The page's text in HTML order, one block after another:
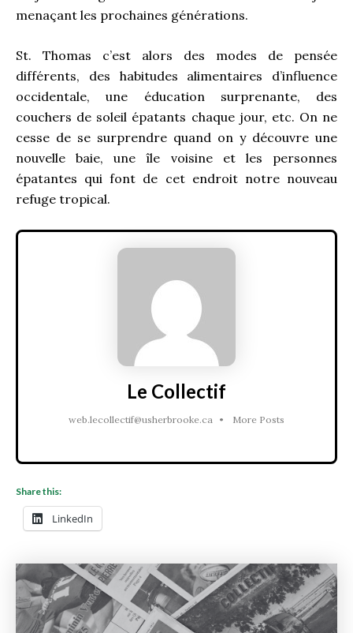
menaçant les prochaines générations.
St. Thomas c’est alors des modes de pensée
différents, des habitudes alimentaires d’influence
occidentale, une éducation surprenante, des
couchers de soleil épatants chaque jour, etc. On ne
cesse de se surprendre quand on y découvre une
nouvelle baie, une île voisine et les personnes
épatantes qui font de cet endroit notre nouveau
refuge tropical.
Le Collectif
web.lecollectif@usherbrooke.ca • More Posts
Share this:
LinkedIn